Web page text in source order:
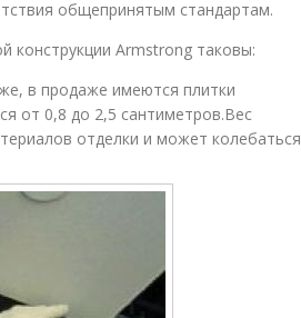
общепринятым стандартам.
конструкции Armstrong таковы:
в продаже имеются плитки
от 0,8 до 2,5 сантиметров.Вес
отделки и может колебаться